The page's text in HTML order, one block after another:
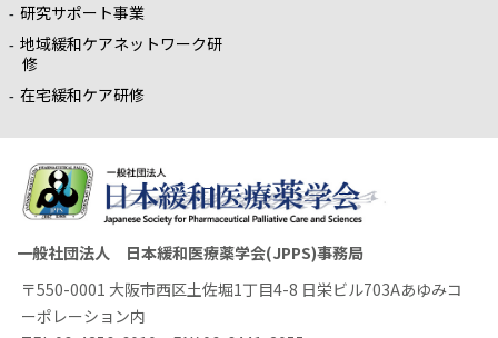
研究サポート事業
地域緩和ケアネットワーク研
修
在宅緩和ケア研修
一般社団法人 日本緩和医療薬学会(JPPS)事務局
〒550-0001 大阪市西区土佐堀1丁目4-8 日栄ビル703Aあゆみコ
ーポレーション内